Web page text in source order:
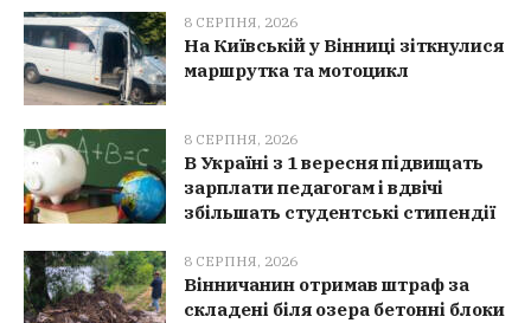
8 СЕРПНЯ, 2026
На Київській у Вінниці зіткнулися
маршрутка та мотоцикл
8 СЕРПНЯ, 2026
В Україні з 1 вересня підвищать
зарплати педагогам і вдвічі
збільшать студентські стипендії
8 СЕРПНЯ, 2026
Вінничанин отримав штраф за
складені біля озера бетонні блоки